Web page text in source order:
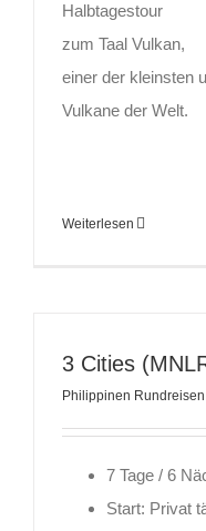
Halbtagestour
zum Taal Vulkan,
einer der kleinsten
Vulkane der Welt.
Weiterlesen
3 Cities
Philippinen Rundreisen
7 Tage / 6
Start: Privat